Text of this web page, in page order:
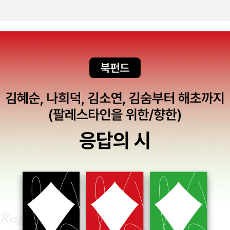
그 차별화란 말은토익 점수에서의 차별화가 아니라는 것쯤은다 알고
뿐,크게 다르지 않습니다. 진정한 차이는기원이 다른 것입니다. 진정
한 차별화는뿌리부터 다른 것입니다. 취업의 정석 같은 참고서적은당
신의 차별화에 크게 도움이 되지 않을 것입니다.모두 같은 책을 보고,
모두 같은 웹사이트를 참조한다면어쩌면 모두 비슷한 이력과비슷한
자기소개서만 생산될 것입니다. 스펙을 공부처럼 준비한다면당신은
금방 질리게 됩니다.스펙이 의무나 과제로 변하는 순간,그것은 스펙
이 아니라당신 내부에 스트레스를 쌓는 것입니다.스트레스로 만들어
이 없습니다. 진정한 스펙은 남과 다른 것입니다.그것은 스터디 그룹
에 참여하고,취업성공사례를 탐색한다고 형성되지 않습니다.진짜 스
펙은 학력이나 학점이 아닌 것입니다.진자 스펙은 자격증도, 영어 성
적도 될 수 없습니다. 이렇게 해보면 어떨까요?스펙을 쌓지 말고, 당
단편소설을 시적으로 표현했던데 정말 또 한번 충격이네요. 독서광은
않을까 싶어지네요..ㅎㅎㅎㅎㅎ우리안에 가두고 있는 고정관념들 새
로운 시각으로 새로운 생각이라는 가위로 힘껏 잘라내어 보자구요!